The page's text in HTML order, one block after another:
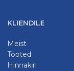
KLIENDILE
Meist
Tooted
Hinnakiri